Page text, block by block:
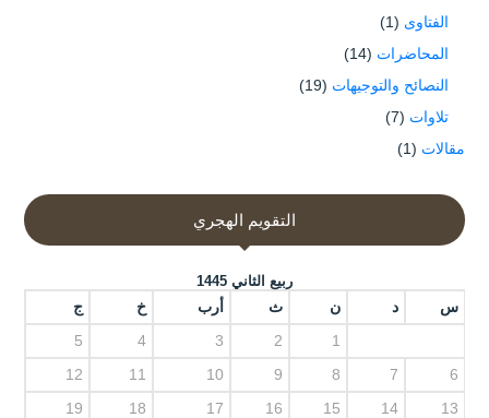
الفتاوى (1)
المحاضرات (14)
النصائح والتوجيهات (19)
تلاوات (7)
مقالات (1)
التقويم الهجري
ربيع الثاني 1445
س د ن ث أرب خ ج
1
2
3
4
5
6
7
8
9
10
11
12
13
14
15
16
17
18
19